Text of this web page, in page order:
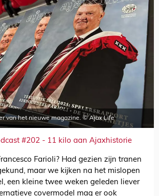
van het nieuwe magazine. © Ajax Life
#202 - 11 kilo aan Ajaxhistorie
Farioli? Had gezien zijn tranen
maar we kijken na het mislopen
een kleine twee weken geleden liever
covermodel mag er ook